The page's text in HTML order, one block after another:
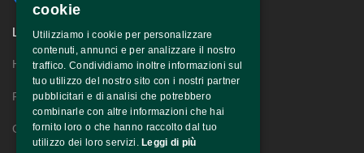
LINKS
Home
Festival Story
Gospel Story
cookie
Utilizziamo i cookie per personalizzare
contenuti, annunci e per analizzare il nostro
traffico. Condividiamo inoltre informazioni sul
tuo utilizzo del nostro sito con i nostri partner
pubblicitari e di analisi che potrebbero
combinarle con altre informazioni che hai
fornito loro o che hanno raccolto dal tuo
utilizzo dei loro servizi. Leggi di più